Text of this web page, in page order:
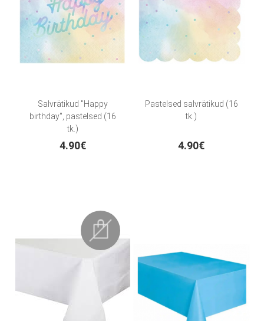
Salvrätikud "Happy
birthday", pastelsed (16
tk.)
4.90€
Pastelsed salvrätikud (16
tk.)
4.90€